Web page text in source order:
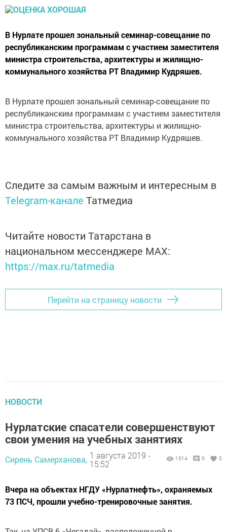
В Нурлате прошел зональный семинар-совещание по
республиканским программам с участием заместителя
министра строительства, архитектуры и жилищно-
коммунального хозяйства РТ Владимир Кудряшев.
В Нурлате прошел зональный семинар-совещание по
республиканским программам с участием заместителя
министра строительства, архитектуры и жилищно-
коммунального хозяйства РТ Владимир Кудряшев.
Следите за самым важным и интересным в
Telegram-канале Татмедиа
Читайте новости Татарстана в
национальном мессенджере MАХ:
https://max.ru/tatmedia
Перейти на страницу новости
НОВОСТИ
Нурлатские спасатели совершенствуют
свои умения на учебных занятиях
Сирень Самерханова, 1 августа 2019 -
15:52
1314 0 0
Вчера на объектах НГДУ «Нурлатнефть», охраняемых
73 ПСЧ, прошли учебно-тренировочные занятия.